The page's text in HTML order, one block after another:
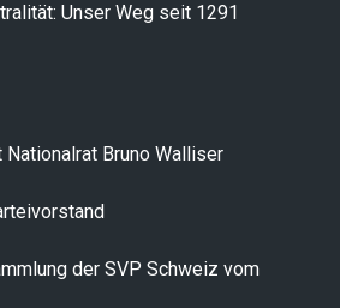
Unser Weg seit 1291
Bruno Walliser
der SVP Schweiz vom